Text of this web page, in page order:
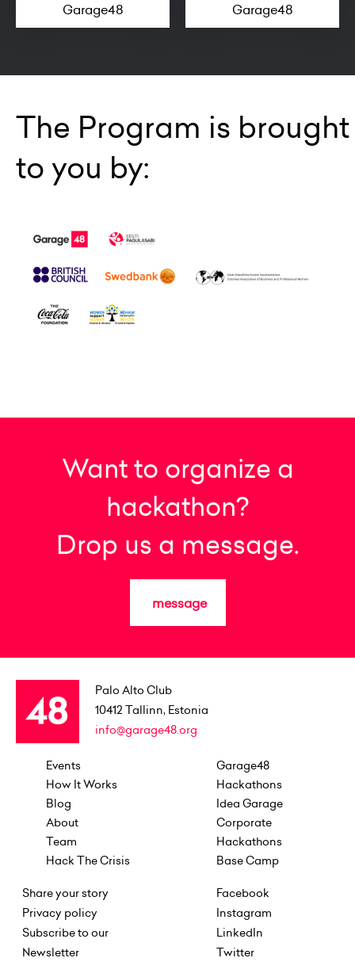
Garage48
Garage48
The Program is brought
to you by:
Want to organize a
hackathon?
Drop us a message.
message
Palo Alto Club
10412 Tallinn, Estonia
info@garage48.org
Events
How It Works
Blog
About
Team
Hack The Crisis
Garage48
Hackathons
Idea Garage
Corporate
Hackathons
Base Camp
Share your story
Privacy policy
Subscribe to our
Newsletter
Facebook
Instagram
LinkedIn
Twitter